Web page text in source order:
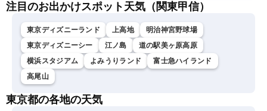
注目のお出かけスポット天気（関東甲信）
東京ディズニーランド 上高地
明治神宮野球場
東京ディズニーシー
江ノ島
道の駅美ヶ原高原
横浜スタジアム
よみうりランド
富士急ハイランド
高尾山
東京都の各地の天気